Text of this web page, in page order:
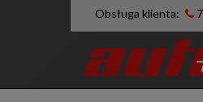
Obsługa klienta: